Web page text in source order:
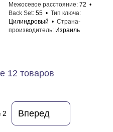
Межосевое расстояние 72
Back Set 55
Тип ключа
Цилиндровый
Страна-
производитель Израиль
12 товаров
2 Вперед